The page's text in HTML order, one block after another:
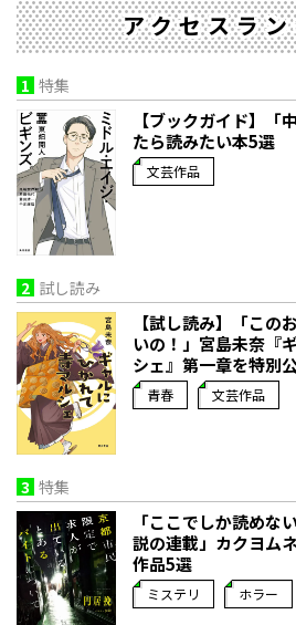
アクセスラ
1 特集
【ブックガイド】「
たら読みたい本5選
文芸作品
2 試し読み
【試し読み】「この
いの！」宮島未奈『
シェ』第一章を特別
青春 文芸作品
3 特集
「ここでしか読めな
説の連載」――カクヨ
作品5選
ミステリ ホラー